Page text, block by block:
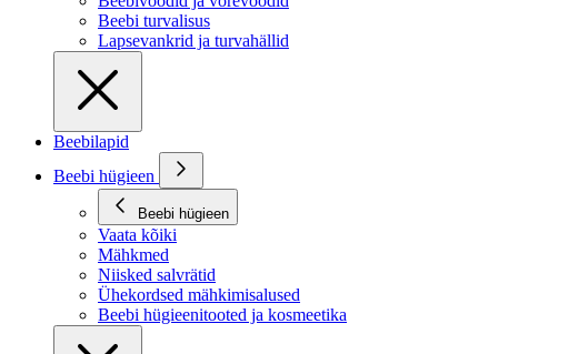
Beebi turvalisus
Lapsevankrid ja turvahällid
Beebilapid
Beebi hügieen
Beebi hügieen
Vaata kõiki
Mähkmed
Niisked salvrätid
Ühekordsed mähkimisalused
Beebi hügieenitooted ja kosmeetika